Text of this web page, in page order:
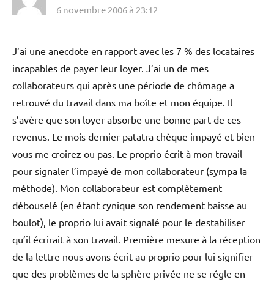
6 novembre 2006 à 23:12
J’ai une anecdote en rapport avec les 7 % des locataires
incapables de payer leur loyer. J’ai un de mes
collaborateurs qui après une période de chômage a
retrouvé du travail dans ma boîte et mon équipe. Il
s’avère que son loyer absorbe une bonne part de ces
revenus. Le mois dernier patatra chèque impayé et bien
vous me croirez ou pas. Le proprio écrit à mon travail
pour signaler l’impayé de mon collaborateur (sympa la
méthode). Mon collaborateur est complètement
débouselé (en étant cynique son rendement baisse au
boulot), le proprio lui avait signalé pour le destabiliser
qu’il écrirait à son travail. Première mesure à la réception
de la lettre nous avons écrit au proprio pour lui signifier
que des problèmes de la sphère privée ne se régle en